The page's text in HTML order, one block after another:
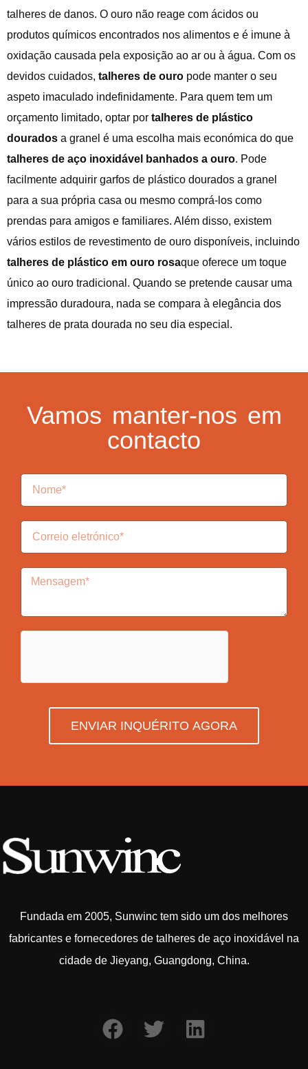
talheres de danos. O ouro não reage com ácidos ou
produtos químicos encontrados nos alimentos e é imune à
oxidação causada pela exposição ao ar ou à água. Com os
devidos cuidados, talheres de ouro pode manter o seu
aspeto imaculado indefinidamente. Para quem tem um
orçamento limitado, optar por talheres de plástico
dourados a granel é uma escolha mais económica do que
talheres de aço inoxidável banhados a ouro. Pode
facilmente adquirir garfos de plástico dourados a granel
para a sua própria casa ou mesmo comprá-los como
prendas para amigos e familiares. Além disso, existem
vários estilos de revestimento de ouro disponíveis, incluindo
talheres de plástico em ouro rosaque oferece um toque
único ao ouro tradicional. Quando se pretende causar uma
impressão duradoura, nada se compara à elegância dos
talheres de prata dourada no seu dia especial.
Vamos manter-nos em
contacto
ENVIAR INQUÉRITO AGORA
Fundada em 2005, Sunwinc tem sido um dos melhores
fabricantes e fornecedores de talheres de aço inoxidável na
cidade de Jieyang, Guangdong, China.